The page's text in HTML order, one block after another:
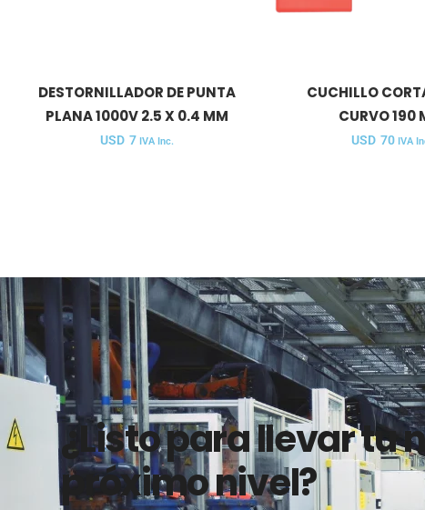
DESTORNILLADOR DE PUNTA
PLANA 1000V 2.5 X 0.4 MM
USD 7 IVA Inc.
CUCHILLO
CURVO 190
USD 70 IVA
¿Listo para llevar tu
próximo nivel?